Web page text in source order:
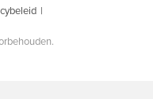
|